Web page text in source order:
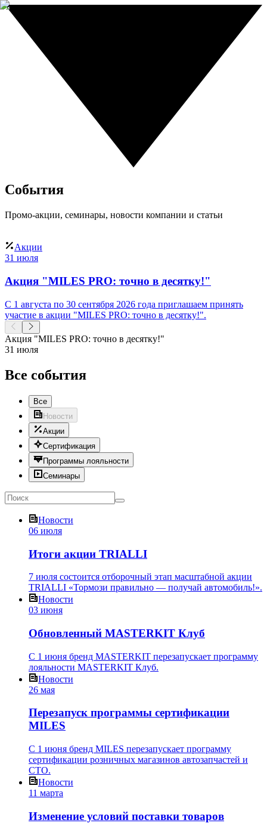
События
Промо-акции, семинары, новости компании и статьи
Акции
31 июля
Акция "MILES PRO: точно в десятку!"
С 1 августа по 30 сентября 2026 года приглашаем принять
участие в акции "MILES PRO: точно в десятку!".
Акция "MILES PRO: точно в десятку!"
31 июля
Все события
Все
Новости
Акции
Сертификация
Программы лояльности
Семинары
Новости
06 июля
Итоги акции TRIALLI
7 июля состоится отборочный этап масштабной акции
TRIALLI «Тормози правильно — получай автомобиль!».
Новости
03 июня
Обновленный MASTERKIT Клуб
С 1 июня бренд MASTERKIT перезапускает программу
лояльности MASTERKIT Клуб.
Новости
26 мая
Перезапуск программы сертификации
MILES
С 1 июня бренд MILES перезапускает программу
сертификации розничных магазинов автозапчастей и
СТО.
Новости
11 марта
Изменение условий поставки товаров